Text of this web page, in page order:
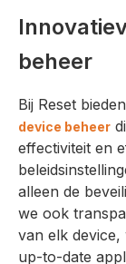
beheer
Bij Reset
device beheer
effectiviteit en
alleen de
we ook
van elk
up-to-date